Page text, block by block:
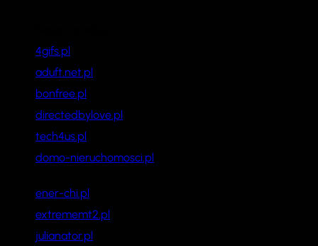
4gifs.pl
aduft.net.pl
bonfree.pl
directedbylove.pl
tech4us.pl
domo-nieruchomosci.pl
ener-chi.pl
extrememt2.pl
julianator.pl